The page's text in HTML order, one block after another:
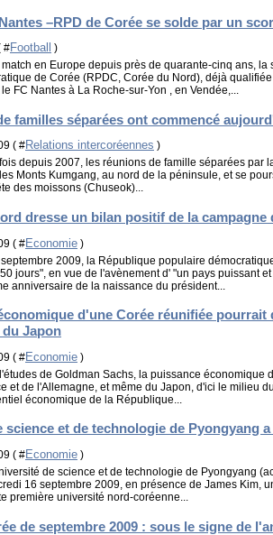
–RPD de Corée se solde par un
#Football )
match en Europe depuis près de quarante-cinq ans,
de Corée (RPDC, Corée du Nord), déjà
FC Nantes à La Roche-sur-Yon , en Vendée,...
familles séparées ont commencé
( #Relations intercoréennes )
depuis 2007, les réunions de famille séparées par
Monts Kumgang, au nord de la péninsule, et se
des moissons (Chuseok)...
dresse un bilan positif de la campagne
( #Economie )
2009, la République populaire
jours", en vue de l'avènement d' "un pays puissant
anniversaire de la naissance du président...
d'une Corée réunifiée pourrait
Japon
( #Economie )
de Goldman Sachs, la puissance économique
et de l'Allemagne, et même du Japon, d'ici le milieu
économique de la République...
science et de technologie de Pyongyang
( #Economie )
de science et de technologie de Pyongyang
16 septembre 2009, en présence de James Kim,
première université nord-coréenne...
de septembre 2009 : sous le signe de